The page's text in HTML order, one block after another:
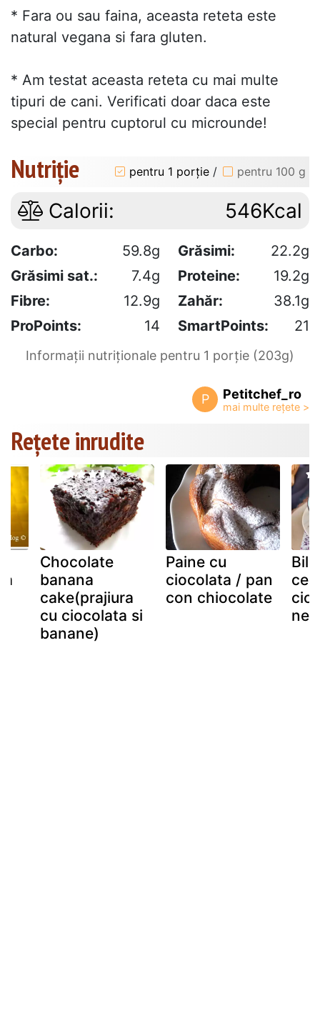
* Fara ou sau faina, aceasta reteta este
natural vegana si fara gluten.
* Am testat aceasta reteta cu mai multe
tipuri de cani. Verificati doar daca este
special pentru cuptorul cu microunde!
Nutriție pentru 1 porție / pentru 100 g
Calorii: 546Kcal
Carbo: 59.8g Grăsimi:
22.2g
Grăsimi sat.:
7.4g Proteine:
19.2g
Fibre:
12.9g Zahăr:
38.1g
ProPoints:
14 SmartPoints: 21
Informații nutriționale pentru 1 porție (203g)
P Petitchef_ro
Rețete inrudite
Chocolate
banana
cake(prajiura
cu ciocolata si
banane)
Paine cu
ciocolata / pan
con chiocolate